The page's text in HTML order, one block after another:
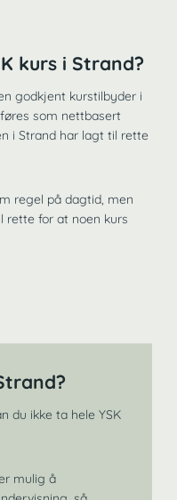
kurs i Strand?
godkjent kurstilbyder i
som nettbasert
i Strand har lagt til rette
regel på dagtid, men
rette for at noen kurs
du ikke ta hele YSK
mulig å